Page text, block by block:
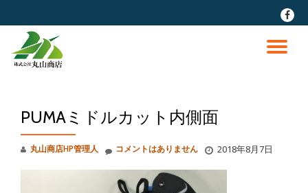
fa-
ナ
PUMAミドルカット内側面
丸山商店HP管理人 2018年8月7日
コメントはありません